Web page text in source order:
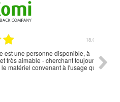
personne disponible, à
- cherchant toujours la
convenant à l'usage qui en